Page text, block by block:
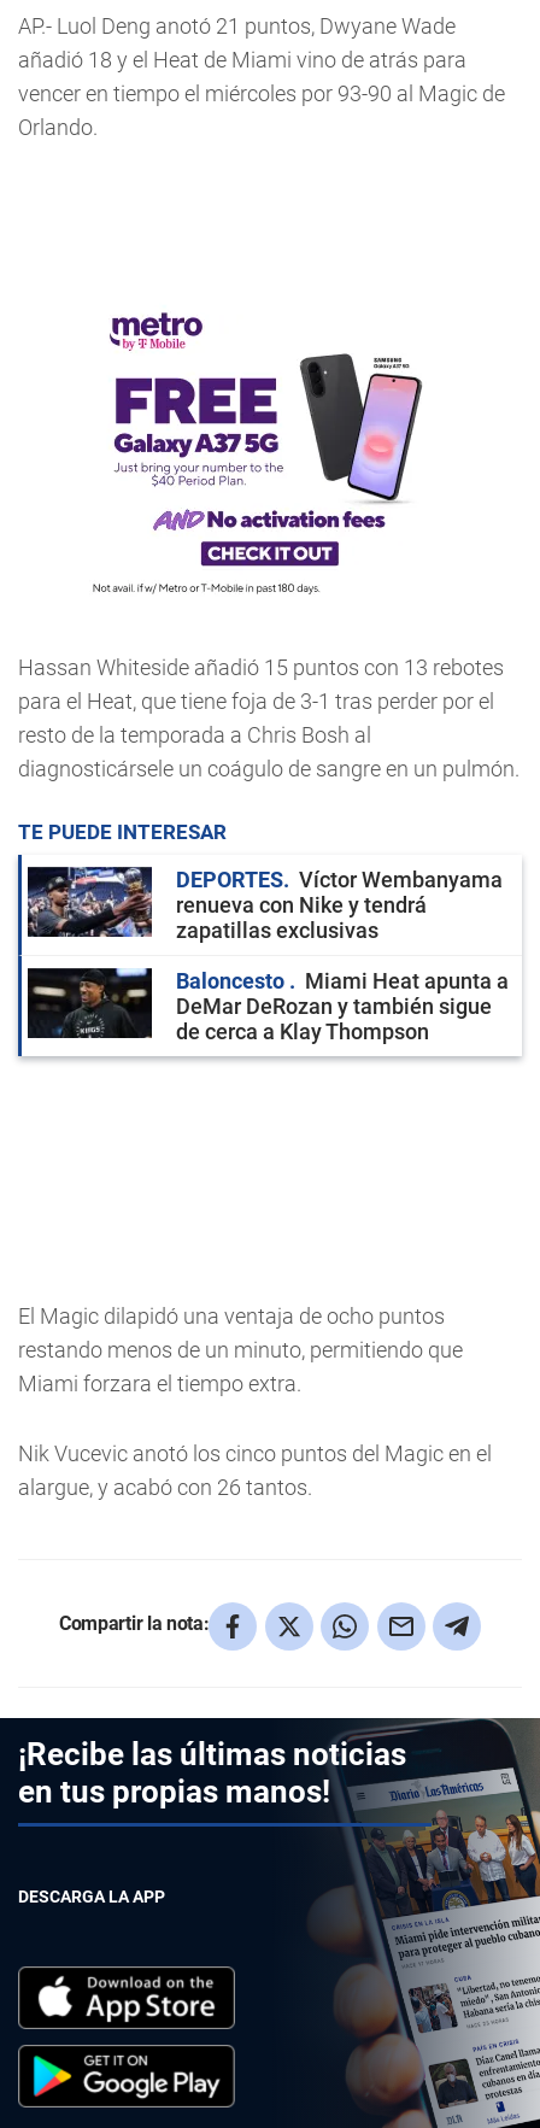
AP.- Luol Deng anotó 21 puntos, Dwyane Wade
añadió 18 y el Heat de Miami vino de atrás para
vencer en tiempo el miércoles por 93-90 al Magic de
Orlando.
Hassan Whiteside añadió 15 puntos con 13 rebotes
para el Heat, que tiene foja de 3-1 tras perder por el
resto de la temporada a Chris Bosh al
diagnosticársele un coágulo de sangre en un pulmón.
TE PUEDE INTERESAR
DEPORTES
Víctor Wembanyama
renueva con Nike y tendrá
zapatillas exclusivas
Baloncesto
Miami Heat apunta a
DeMar DeRozan y también sigue
de cerca a Klay Thompson
El Magic dilapidó una ventaja de ocho puntos
restando menos de un minuto, permitiendo que
Miami forzara el tiempo extra.
Nik Vucevic anotó los cinco puntos del Magic en el
alargue, y acabó con 26 tantos.
Compartir la nota:
¡Recibe las últimas noticias
en tus propias manos!
DESCARGA LA APP